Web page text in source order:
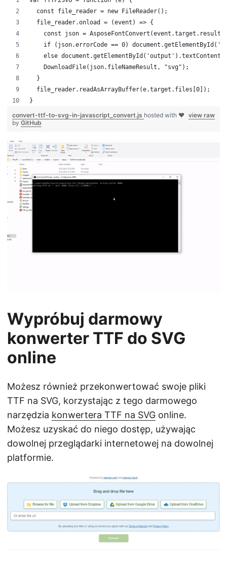
  const file_reader = new FileReader();
  file_reader.onload = (event) => {
const json =
if (json.errorCode == 0)
else document.getElementById('output').textContent
    DownloadFile(json.fileNameResult, "svg");
  }
  file_reader.readAsArrayBuffer(e.target.files[0]);
}
view raw
convert-ttf-to-svg-in-javascript_convert.js hosted with ❤
by GitHub
Wypróbuj darmowy
konwerter TTF do SVG
online
Możesz również przekonwertować swoje pliki
TTF na SVG, korzystając z tego darmowego
narzędzia konwertera TTF na SVG online.
Możesz uzyskać do niego dostęp, używając
dowolnej przeglądarki internetowej na dowolnej
platformie.